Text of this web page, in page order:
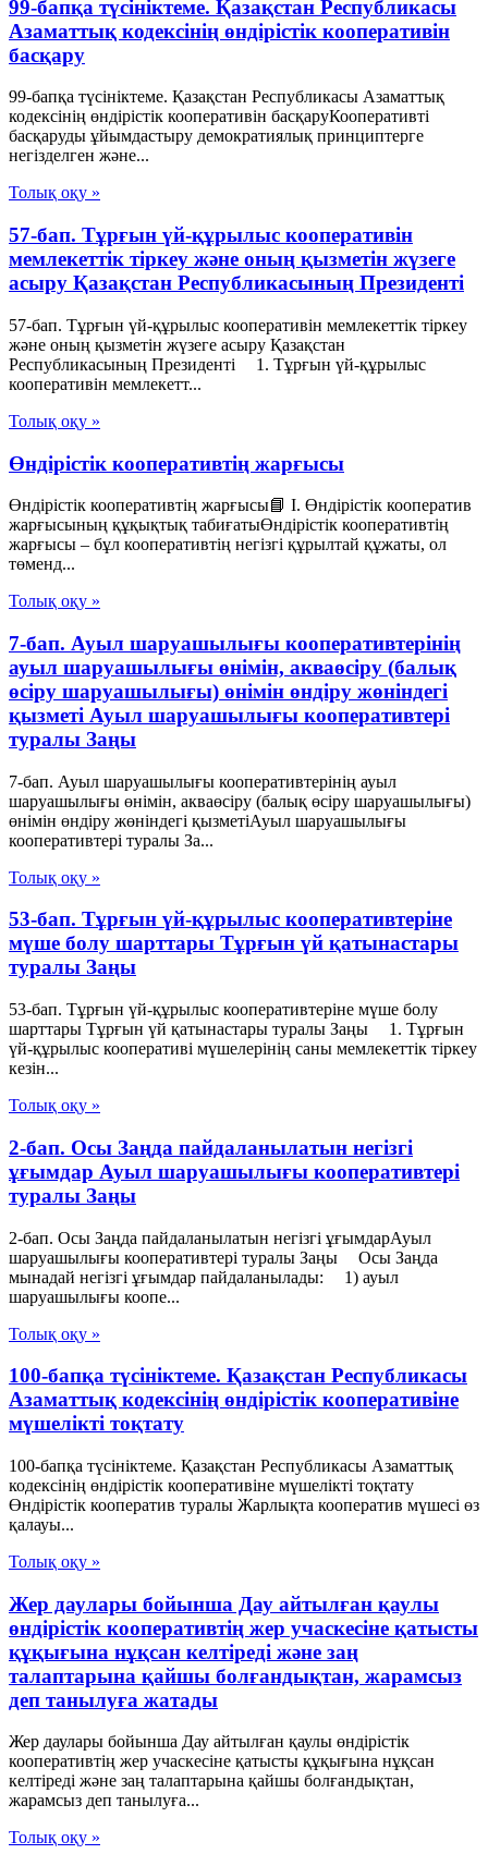
99-бапқа түсініктеме. Қазақстан Республикасы
Азаматтық кодексінің өндірістік кооперативін
басқару
99-бапқа түсініктеме. Қазақстан Республикасы Азаматтық
кодексінің өндірістік кооперативін басқаруКооперативті
басқаруды ұйымдастыру демократиялық принциптерге
негізделген және...
Толық оқу »
57-бап. Тұрғын үй-құрылыс кооперативін
мемлекеттік тіркеу және оның қызметін жүзеге
асыру Қазақстан Республикасының Президенті
57-бап. Тұрғын үй-құрылыс кооперативін мемлекеттік тіркеу
және оның қызметін жүзеге асыру Қазақстан
Республикасының Президенті 1. Тұрғын үй-құрылыс
кооперативін мемлекетт...
Толық оқу »
Өндірістік кооперативтің жарғысы
Өндірістік кооперативтің жарғысы📘 I. Өндірістік кооператив
жарғысының құқықтық табиғатыӨндірістік кооперативтің
жарғысы – бұл кооперативтің негізгі құрылтай құжаты, ол
төменд...
Толық оқу »
7-бап. Ауыл шаруашылығы кооперативтерінің
ауыл шаруашылығы өнімін, акваөсіру (балық
өсіру шаруашылығы) өнімін өндіру жөніндегі
қызметі Ауыл шаруашылығы кооперативтері
туралы Заңы
7-бап. Ауыл шаруашылығы кооперативтерінің ауыл
шаруашылығы өнімін, акваөсіру (балық өсіру шаруашылығы)
өнімін өндіру жөніндегі қызметіАуыл шаруашылығы
кооперативтері туралы За...
Толық оқу »
53-бап. Тұрғын үй-құрылыс кооперативтеріне
мүше болу шарттары Тұрғын үй қатынастары
туралы Заңы
53-бап. Тұрғын үй-құрылыс кооперативтеріне мүше болу
шарттары Тұрғын үй қатынастары туралы Заңы 1. Тұрғын
үй-құрылыс кооперативі мүшелерінің саны мемлекеттік тіркеу
кезін...
Толық оқу »
2-бап. Осы Заңда пайдаланылатын негiзгi
ұғымдар Ауыл шаруашылығы кооперативтері
туралы Заңы
2-бап. Осы Заңда пайдаланылатын негiзгi ұғымдарАуыл
шаруашылығы кооперативтері туралы Заңы Осы Заңда
мынадай негізгі ұғымдар пайдаланылады: 1) ауыл
шаруашылығы коопе...
Толық оқу »
100-бапқа түсініктеме. Қазақстан Республикасы
Азаматтық кодексінің өндірістік кооперативіне
мүшелікті тоқтату
100-бапқа түсініктеме. Қазақстан Республикасы Азаматтық
кодексінің өндірістік кооперативіне мүшелікті тоқтату
Өндірістік кооператив туралы Жарлықта кооператив мүшесі өз
қалауы...
Толық оқу »
Жер даулары бойынша Дау айтылған қаулы
өндірістік кооперативтің жер учаскесіне қатысты
құқығына нұқсан келтіреді және заң
талаптарына қайшы болғандықтан, жарамсыз
деп танылуға жатады
Жер даулары бойынша Дау айтылған қаулы өндірістік
кооперативтің жер учаскесіне қатысты құқығына нұқсан
келтіреді және заң талаптарына қайшы болғандықтан,
жарамсыз деп танылуға...
Толық оқу »